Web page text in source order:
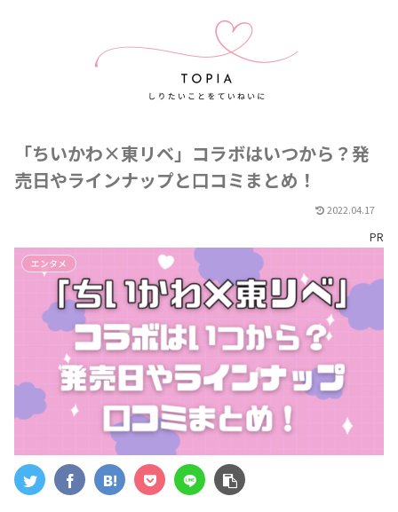
「ちいかわ×東リベ」コラボはいつから？発
売日やラインナップと口コミまとめ！
2022.04.17
PR
エンタメ